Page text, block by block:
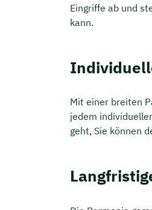
Eingriffe ab und
kann.
Mit einer breiten
jedem
geht, Sie können